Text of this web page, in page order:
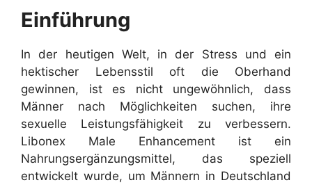
Einführung
In der heutigen Welt, in der Stress und ein
hektischer Lebensstil oft die Oberhand
gewinnen, ist es nicht ungewöhnlich, dass
Männer nach Möglichkeiten suchen, ihre
sexuelle Leistungsfähigkeit zu verbessern.
Libonex Male Enhancement ist ein
Nahrungsergänzungsmittel, das speziell
entwickelt wurde, um Männern in Deutschland